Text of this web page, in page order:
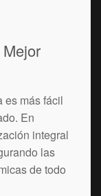
es más fácil
En
integral
las
de todo